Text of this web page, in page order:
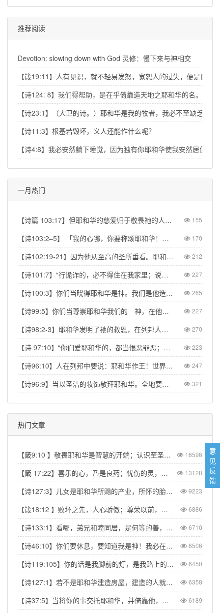
推荐阅读
Devotion: slowing down with God 灵修：慢下来与神相交
【箴19:11】人有见识，就不轻易发怒，宽恕人的过失，便是自己
【诗124: 8】我们得帮助，是在乎倚靠造天地之耶和华的名。
【诗23:1】（大卫的诗。）耶和华是我的牧者，我必不至缺乏。
【诗11:3】根基若毁坏，义人还能作什么呢？
【诗4:8】我必安然躺下睡觉，因为独有你耶和华使我安然居住。
一月热门
【诗篇 103:17】但耶和华的慈爱归于敬畏祂的人，从亘古到永远；祂的公义也归于子子孙孙。【Psalm 103:17】But from everlasting to everlasting the LORD's love is with those who fear him, and his righteousness with their children's children. 155
【诗103:2–5】 「我的心哪，你要称颂耶和华！不可忘记祂的一切恩惠！祂赦免你的一切罪孽，医治你的一切疾病。祂救赎你的命脱离死亡，以仁爱和慈悲为你的冠冕。祂用美物使你所愿的得以满足，以致你如鹰返老还童。」【Psa 103:2–5】“Praise the LORD, my soul, and forget not all his benefits—who forgives all your sins and heals all your diseases, who redeems your life from the pit and crowns you with love and compassion, who satisfies your desires with good things so that your youth is renewed like the eagle's.” 170
【诗102:19-21】因为他从至高的圣所垂看。耶和华从天向地观察，要垂听被囚之人的叹息，要释放将要死的人，使人在锡安传扬耶和华的名，在耶路撒冷传扬赞美他的话，【Psa 102:19-21】“The Lord looked down from his sanctuary on high, from heaven he viewed the earth, to hear the groans of the prisoners and release those condemned to death.” So the name of the Lord will be declared in Zion and his praise in Jerusalem 212
【诗101:7】“行诡诈的，必不得住在我家里；说谎话的，必不得立在我眼前。”【Psa 101:7】“No one who practices deceit will dwell in my house; no one who speaks falsely will stand in my presence.” 227
【诗100:3】你们当晓得耶和华是神。我们是他造的，也是属他的；我们是他的民，也是他草场的羊。【Psa 100:3】Know that the Lord is God. It is He who made us, and we are His; we are His people, the sheep of His pasture. 265
【诗99:5】你们当尊崇耶和华我们的 神，在他脚凳前下拜。他本为圣！【Psa 99:5】Exalt the LORD our God and worship at his footstool; he is holy! 227
【诗98:2-3】耶和华发明了祂的救恩，在列邦人眼前显出公义。记念祂向以色列家所发的慈爱，所凭的信实。地的四极都看见我们神的救恩。【Psa 98:2】The LORD has made His salvation known and revealed His righteousness to the nations. He has remembered His love and His faithfulness to Israel; all the ends of the earth have seen the salvation of our God. 270
【诗 97:10】“你们爱耶和华的，都当恨恶罪恶；他保护圣民的性命，搭救他们脱离恶人的手。” 【Psa 97:10】Let those who love the LORD hate evil, for he guards the lives of his faithful ones and delivers them from the hand of the wicked. 223
【诗96:10】人在列邦中要说：耶和华作王！世界就坚定，不得动摇；他要按公正审判众民。【Psa 96:10】Say among the nations, “The Lord reigns.” The world is firmly established, it cannot be moved; he will judge the peoples with equity. 247
【诗96:9】当以圣洁的妆饰敬拜耶和华。全地要在他面前战抖。【Psa 96:9】Worship the Lord in the splendor of his holiness; tremble before him, all the earth. 321
热门文章
【箴9:10 】敬畏耶和华是智慧的开端；认识至圣者便是聪明。 16596
【箴 17:22】喜乐的心，乃是良药；忧伤的灵，使骨枯干。 13128
【诗127:3】儿女是耶和华所赐的产业，所怀的胎是他所给的赏赐。 9223
【箴18:12 】败坏之先，人心骄傲；尊荣以前，必有谦卑。 6886
【诗133:1】看哪，弟兄和睦同居，是何等的善，何等的美！ 6710
【诗46:10】你们要休息，要知道我是神！我必在外邦中被尊崇，在遍地上也被尊崇。 6506
【诗119:105】你的话是我脚前的灯，是我路上的光。 6450
【诗127:1】若不是耶和华建造房屋，建造的人就枉然劳力；若不是耶和华看守城池，看守的人就枉然儆醒。 6358
【诗37:5】当将你的事交托耶和华，并倚靠他，他就必成全。 6189
意
见
反
馈